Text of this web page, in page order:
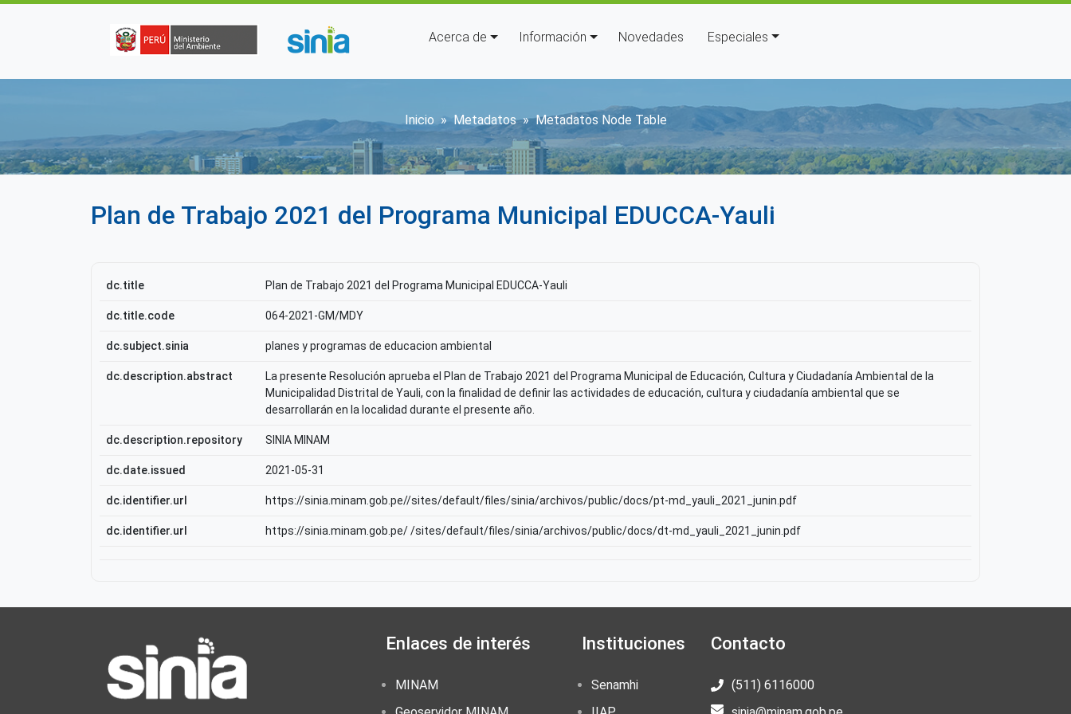
Navegación principal
Acerca de Información Novedades Especiales
Sobrescribir enlaces de ayuda a la navegación
Inicio Metadatos Metadatos Node Table
Plan de Trabajo 2021 del Programa Municipal EDUCCA-Yauli
dc.title Plan de Trabajo 2021 del Programa Municipal EDUCCA-Yauli
dc.title.code 064-2021-GM/MDY
dc.subject.sinia planes y programas de educacion ambiental
dc.description.abstract
La presente Resolución aprueba el Plan de Trabajo 2021 del Programa Municipal de Educación, Cultura y Ciudadanía Ambiental de la
Municipalidad Distrital de Yauli, con la finalidad de definir las actividades de educación, cultura y ciudadanía ambiental que se
desarrollarán en la localidad durante el presente año.
dc.description.repository SINIA MINAM
dc.date.issued 2021-05-31
dc.identifier.url https://sinia.minam.gob.pe//sites/default/files/sinia/archivos/public/docs/pt-md_yauli_2021_junin.pdf
dc.identifier.url https://sinia.minam.gob.pe/ /sites/default/files/sinia/archivos/public/docs/dt-md_yauli_2021_junin.pdf
Enlaces de interés
MINAM
Instituciones
Senamhi
Contacto
(511) 6116000